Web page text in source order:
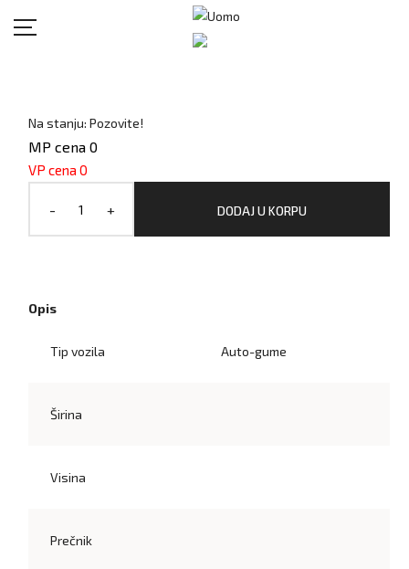
Na stanju: Pozovite!
MP cena 0
VP cena 0
- + DODAJ U KORPU
Opis
Tip vozila Auto-gume
Širina
Visina
Prečnik